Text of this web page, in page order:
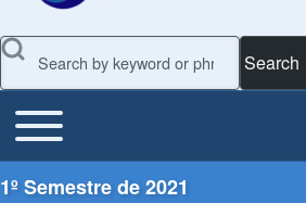
Search
Main Menu
Toggle main menu
1º Semestre de 2021